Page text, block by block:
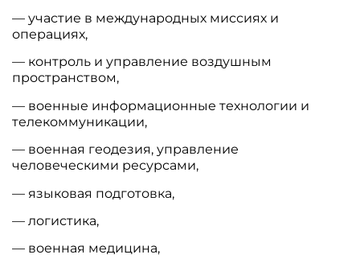
— участие в международных миссиях и
операциях,
— контроль и управление воздушным
пространством,
— военные информационные технологии и
телекоммуникации,
— военная геодезия, управление
человеческими ресурсами,
— языковая подготовка,
— логистика,
— военная медицина,